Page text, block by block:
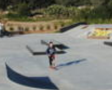
La Taula de
coordinació local pel
dret a l’habitatge ja té
reglament aprovat